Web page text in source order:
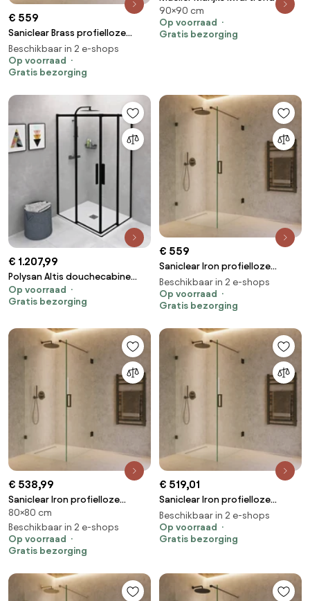
€ 559
Saniclear Brass profielloze
douchecabine 80x90cm met
90cm deur geborsteld messing
Beschikbaar in 2 e-shops
Op voorraad
Gratis bezorging
douchecabine 90x90cm anti-
kalk
90×90 cm
Op voorraad
Gratis bezorging
€ 1.207,99
Polysan Altis douchecabine
100x80cm mat zwart
Op voorraad
Gratis bezorging
€ 559
Saniclear Iron profielloze
douchecabine 80x90cm met
90cm deur verouderd ijzer -
gunmetal
Beschikbaar in 2 e-shops
Op voorraad
Gratis bezorging
€ 538,99
Saniclear Iron profielloze
douchecabine 80x80cm met
80cm deur verouderd ijzer -
gunmetal
80×80 cm
Beschikbaar in 2 e-shops
Op voorraad
Gratis bezorging
€ 519,01
Saniclear Iron profielloze
douchecabine 90x70cm met
70cm deur verouderd ijzer -
gunmetal
Beschikbaar in 2 e-shops
Op voorraad
Gratis bezorging